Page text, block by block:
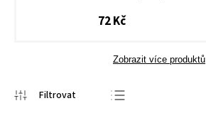
72 Kč
Zobrazit více produktů